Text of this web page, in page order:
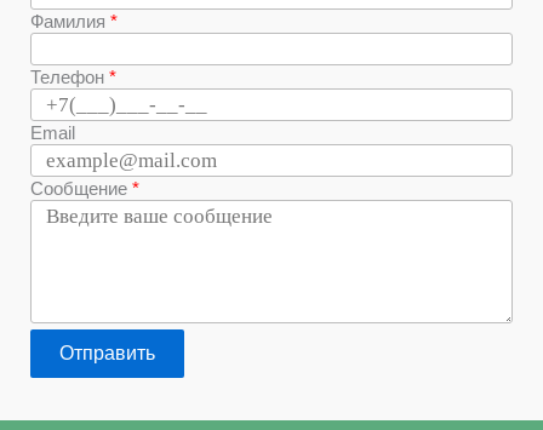
Фамилия
Телефон
Email
Сообщение
Отправить